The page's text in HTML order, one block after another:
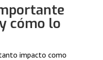
cómo lo
impacto como